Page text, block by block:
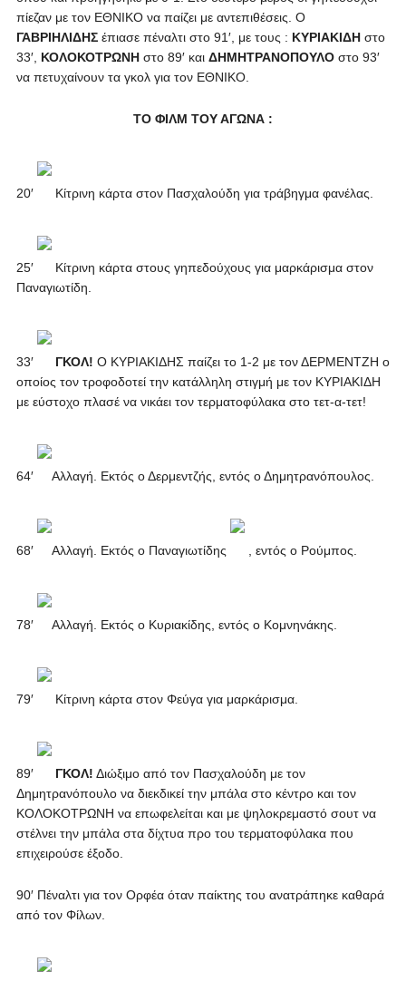
πίεζαν με τον ΕΘΝΙΚΟ να παίζει με αντεπιθέσεις. Ο
ΓΑΒΡΙΗΛΙΔΗΣ έπιασε πέναλτι στο 91′, με τους : ΚΥΡΙΑΚΙΔΗ στο
33′, ΚΟΛΟΚΟΤΡΩΝΗ στο 89′ και ΔΗΜΗΤΡΑΝΟΠΟΥΛΟ στο 93′
να πετυχαίνουν τα γκολ για τον ΕΘΝΙΚΟ.
ΤΟ ΦΙΛΜ ΤΟΥ ΑΓΩΝΑ :
20′ Κίτρινη κάρτα στον Πασχαλούδη για τράβηγμα φανέλας.
25′
Κίτρινη κάρτα στους γηπεδούχους για μαρκάρισμα στον
Παναγιωτίδη.
33′ ΓΚΟΛ! Ο ΚΥΡΙΑΚΙΔΗΣ παίζει το 1-2 με τον ΔΕΡΜΕΝΤΖΗ ο
οποίος τον τροφοδοτεί την κατάλληλη στιγμή με τον ΚΥΡΙΑΚΙΔΗ
με εύστοχο πλασέ να νικάει τον τερματοφύλακα στο τετ-α-τετ!
64′ Αλλαγή. Εκτός ο Δερμεντζής, εντός ο Δημητρανόπουλος.
68′ Αλλαγή. Εκτός ο Παναγιωτίδης , εντός ο Ρούμπος.
78′ Αλλαγή. Εκτός ο Κυριακίδης, εντός ο Κομνηνάκης.
79′ Κίτρινη κάρτα στον Φεύγα για μαρκάρισμα.
89′ ΓΚΟΛ! Διώξιμο από τον Πασχαλούδη με τον
Δημητρανόπουλο να διεκδικεί την μπάλα στο κέντρο και τον
ΚΟΛΟΚΟΤΡΩΝΗ να επωφελείται και με ψηλοκρεμαστό σουτ να
στέλνει την μπάλα στα δίχτυα προ του τερματοφύλακα που
επιχειρούσε έξοδο.
90′ Πέναλτι για τον Ορφέα όταν παίκτης του ανατράπηκε καθαρά
από τον Φίλων.